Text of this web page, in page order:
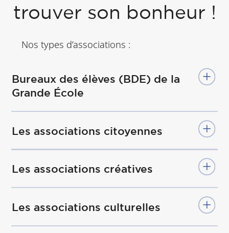
trouver son bonheur !
Nos types d’associations :
Bureaux des élèves (BDE) de la
Grande École
Les associations citoyennes
Les associations créatives
Les associations culturelles